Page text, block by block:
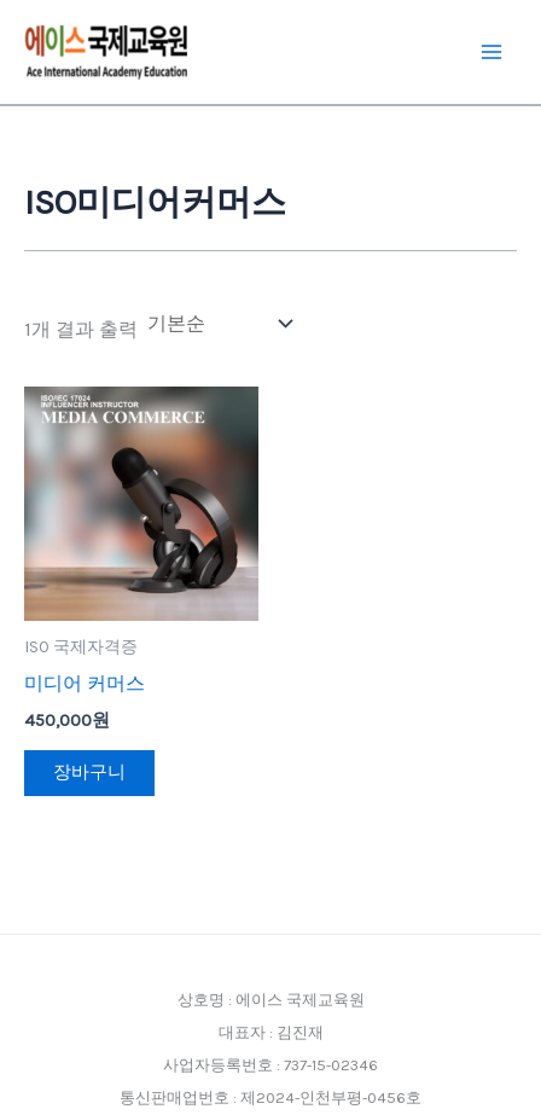
로
ISO미디어커머스
1개 결과 출력
ISO 국제자격증
미디어 커머스
450,000원
장바구니
상호명 : 에이스 국제교육원
대표자 : 김진재
사업자등록번호 : 737-15-02346
통신판매업번호 : 제2024-인천부평-0456호